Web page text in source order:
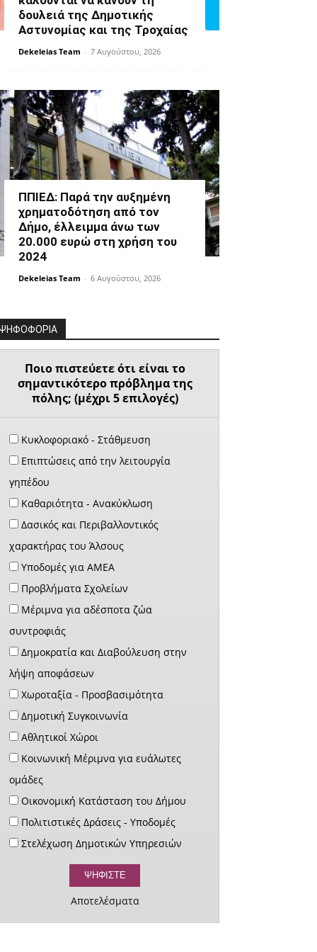
δουλειά της Δημοτικής
Αστυνομίας και της Τροχαίας
Dekeleias Team - 7 Αυγούστου, 2026
ΠΠΙΕΔ: Παρά την αυξημένη
χρηματοδότηση από τον
Δήμο, έλλειμμα άνω των
20.000 ευρώ στη χρήση του
2024
Dekeleias Team - 6 Αυγούστου, 2026
Ποιο πιστεύετε ότι είναι το
σημαντικότερο πρόβλημα της
πόλης; (μέχρι 5 επιλογές)
Κυκλοφοριακό - Στάθμευση
Επιπτώσεις από την λειτουργία
γηπέδου
Καθαριότητα - Ανακύκλωση
Δασικός και Περιβαλλοντικός
χαρακτήρας του Άλσους
Υποδομές για ΑΜΕΑ
Προβλήματα Σχολείων
Μέριμνα για αδέσποτα ζώα
συντροφιάς
Δημοκρατία και Διαβούλευση στην
λήψη αποφάσεων
Χωροταξία - Προσβασιμότητα
Δημοτική Συγκοινωνία
Αθλητικοί Χώροι
Κοινωνική Μέριμνα για ευάλωτες
ομάδες
Οικονομική Κατάσταση του Δήμου
Πολιτιστικές Δράσεις - Υποδομές
Στελέχωση Δημοτικών Υπηρεσιών
Αποτελέσματα